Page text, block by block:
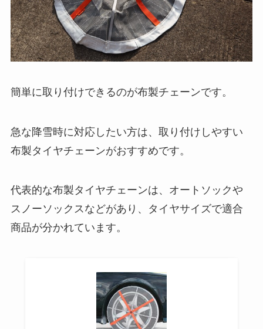
簡単に取り付けできるのが布製チェーンです。
急な降雪時に対応したい方は、取り付けしやすい
布製タイヤチェーンがおすすめです。
代表的な布製タイヤチェーンは、オートソックや
スノーソックスなどがあり、タイヤサイズで適合
商品が分かれています。